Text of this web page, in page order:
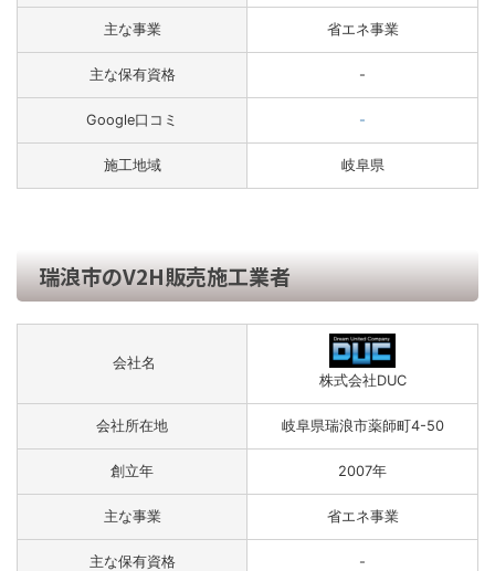
主な事業 省エネ事業
主な保有資格 -
Google口コミ -
施工地域 岐阜県
瑞浪市のV2H販売施工業者
会社名
株式会社DUC
会社所在地 岐阜県瑞浪市薬師町4-50
創立年 2007年
主な事業 省エネ事業
主な保有資格 -